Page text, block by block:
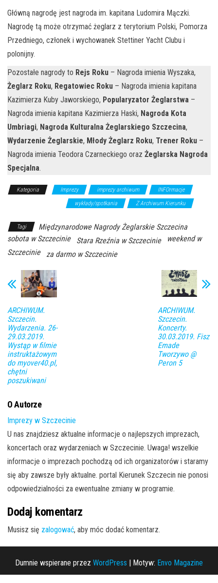
Główną nagrodę jest nagroda im. kapitana Ludomira Mączki.
Nagrodę tą może otrzymać żeglarz z terytorium Polski, Pomorza
Przedniego, członek i wychowanek Stettiner Yacht Clubu i
polonijny.
Pozostałe nagrody to Rejs Roku – Nagroda imienia Wyszaka,
Żeglarz Roku, Regatowiec Roku – Nagroda imienia kapitana
Kazimierza Kuby Jaworskiego, Popularyzator Żeglarstwa –
Nagroda imienia kapitana Kazimierza Haski, Nagroda Kota
Umbriagi, Nagroda Kulturalna Żeglarskiego Szczecina,
Wydarzenie Żeglarskie, Młody Żeglarz Roku, Trener Roku –
Nagroda imienia Teodora Czarneckiego oraz Żeglarska Nagroda
Specjalna.
Kategoria Imprezy imprezy archiwum
INFOrmacje
wykłady/spotkania Z Archiwum Kierunku
Tagi
Międzynarodowe Nagrody Żeglarskie Szczecina
sobota w Szczecinie
Stara Rzeźnia w Szczecinie
weekend w
Szczecinie
za darmo w Szczecinie
ARCHIWUM.
Szczecin.
Wydarzenia. 26-
29.03.2019.
Wystąp w filmie
instruktażowym
do myover40.pl,
chętni
poszukiwani
ARCHIWUM.
Szczecin.
Koncerty.
30.03.2019. Fisz
Emade
Tworzywo @
Peron 5
O Autorze
Imprezy w Szczecinie
U nas znajdziesz aktualne informacje o najlepszych imprezach,
koncertach oraz wydarzeniach w Szczecinie. Uwaga! wszelkie
informacje o imprezach pochodzą od ich organizatorów i staramy
się aby zawsze były aktualne. portal Kierunek Szczecin nie ponosi
odpowiedzialności za ewentualne zmiany w programie.
Dodaj komentarz
Musisz się zalogować, aby móc dodać komentarz.
Dumnie wspierane przez WordPress | Motyw: Envo Magazine